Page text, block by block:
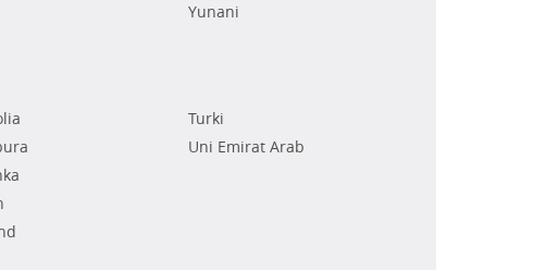
Yunani
Turki
Uni Emirat Arab